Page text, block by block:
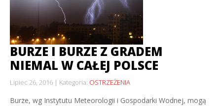
BURZE I BURZE Z GRADEM
NIEMAL W CAŁEJ POLSCE
Lipiec 26, 2016 Kategoria: OSTRZEŻENIA
Burze, wg Instytutu Meteorologii i Gospodarki Wodnej, mogą